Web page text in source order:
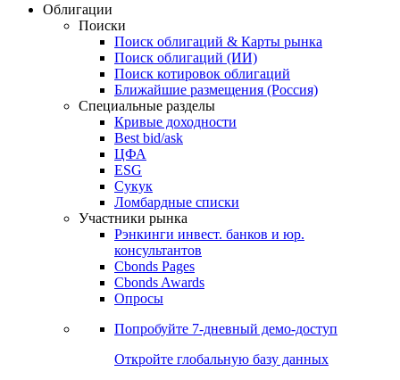
Облигации
Поиски
Поиск облигаций & Карты рынка
Поиск облигаций (ИИ)
Поиск котировок облигаций
Ближайшие размещения (Россия)
Специальные разделы
Кривые доходности
Best bid/ask
ЦФА
ESG
Сукук
Ломбардные списки
Участники рынка
Рэнкинги инвест. банков и юр.
консультантов
Cbonds Pages
Cbonds Awards
Опросы
Попробуйте 7-дневный демо-доступ
Откройте глобальную базу данных